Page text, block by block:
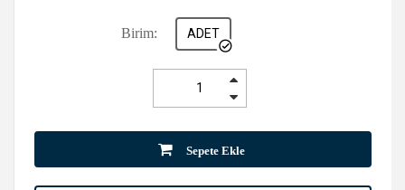
Birim: ADET
Sepete Ekle